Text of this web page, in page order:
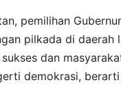
pemilihan
pilkada di daerah
dan
demokrasi,